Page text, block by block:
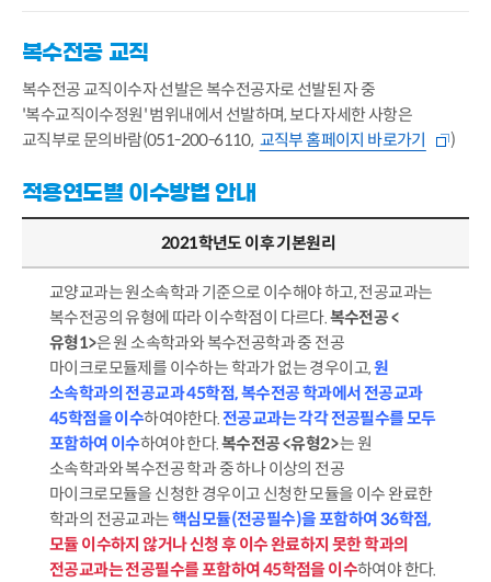
복수전공 교직
복수전공 교직이수자 선발은 복수전공자로 선발된 자 중
'복수교직이수정원' 범위내에서 선발하며, 보다 자세한 사항은
교직부로 문의바람(051-200-6110, 교직부 홈페이지 바로가기 )
적용연도별 이수방법 안내
2021학년도 이후 기본원리
교양교과는 원소속학과 기준으로 이수해야 하고, 전공교과는
복수전공의 유형에 따라 이수학점이 다르다.복수전공 <
유형1>은 원 소속학과와 복수전공학과 중 전공
마이크로모듈제를 이수하는 학과가 없는 경우이고,원
소속학과의 전공교과 45학점, 복수전공 학과에서 전공교과
45학점을 이수하여야한다.전공교과는 각각 전공필수를 모두
포함하여 이수하여야 한다.복수전공 <유형2>는 원
소속학과와 복수전공 학과 중 하나 이상의 전공
마이크로모듈을 신청한 경우이고 신청한 모듈을 이수 완료한
학과의 전공교과는핵심모듈(전공필수)을 포함하여 36학점,
모듈 이수하지 않거나 신청 후 이수 완료하지 못한 학과의
전공교과는 전공필수를 포함하여 45학점을 이수하여야 한다.